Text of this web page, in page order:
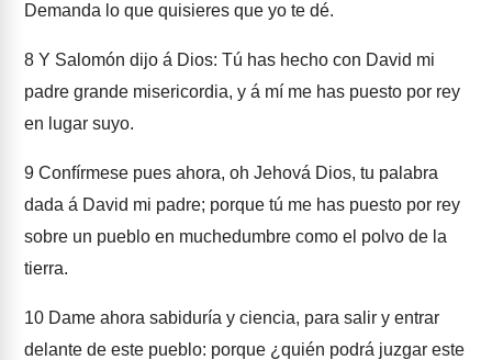
Demanda lo que quisieres que yo te dé.
8 Y Salomón dijo á Dios: Tú has hecho con David mi
padre grande misericordia, y á mí me has puesto por rey
en lugar suyo.
9 Confírmese pues ahora, oh Jehová Dios, tu palabra
dada á David mi padre; porque tú me has puesto por rey
sobre un pueblo en muchedumbre como el polvo de la
tierra.
10 Dame ahora sabiduría y ciencia, para salir y entrar
delante de este pueblo: porque ¿quién podrá juzgar este